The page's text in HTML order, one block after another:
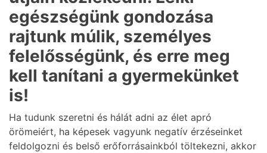
egészségünk gondozása
rajtunk múlik, személyes
felelősségünk, és erre meg
kell tanítani a gyermekünket
is!
Ha tudunk szeretni és hálát adni az élet apró
örömeiért, ha képesek vagyunk negatív érzéseinket
feldolgozni és belső erőforrásainkból töltekezni, akkor